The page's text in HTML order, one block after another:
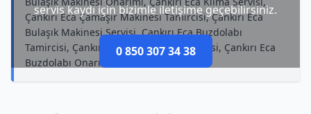
servis kaydı için bizimle iletişime geçebilirsiniz.
0 850 307 34 38
Çankırı Eca Çamaşır Makinesi Tamircisi, Çankırı Eca
Bulaşık Makinesi Servisi, Çankırı Eca Buzdolabı
Tamircisi, Çankırı Eca Televizyon Tamircisi, Çankırı Eca
Buzdolabı Onarımı